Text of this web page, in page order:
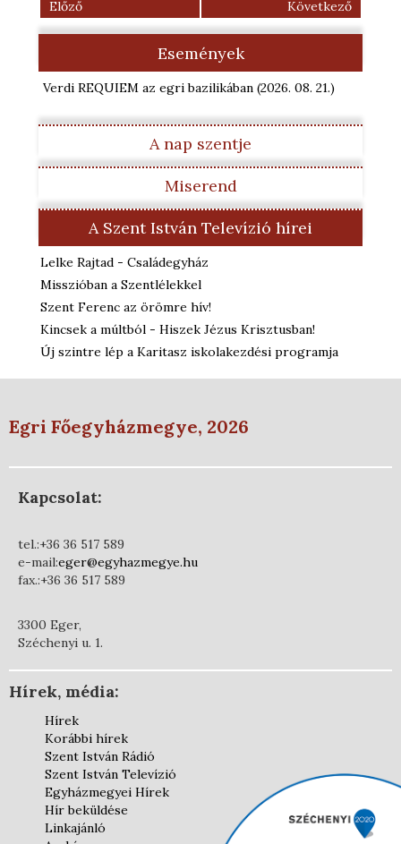
Előző
Következő
Események
Verdi REQUIEM az egri bazilikában (2026. 08. 21.)
A nap szentje
Miserend
A Szent István Televízió hírei
Lelke Rajtad - Családegyház
Misszióban a Szentlélekkel
Szent Ferenc az örömre hív!
Kincsek a múltból - Hiszek Jézus Krisztusban!
Új szintre lép a Karitasz iskolakezdési programja
Egri Főegyházmegye, 2026
Kapcsolat:
tel.:+36 36 517 589
e-mail:eger@egyhazmegye.hu
fax.:+36 36 517 589
3300 Eger,
Széchenyi u. 1.
Hírek, média:
Hírek
Korábbi hírek
Szent István Rádió
Szent István Televízió
Egyházmegyei Hírek
Hír beküldése
Linkajánló